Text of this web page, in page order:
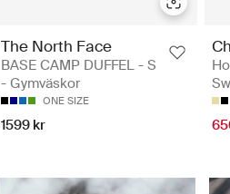
The North Face
BASE CAMP DUFFEL - S
- Gymväskor
ONE SIZE
1599 kr